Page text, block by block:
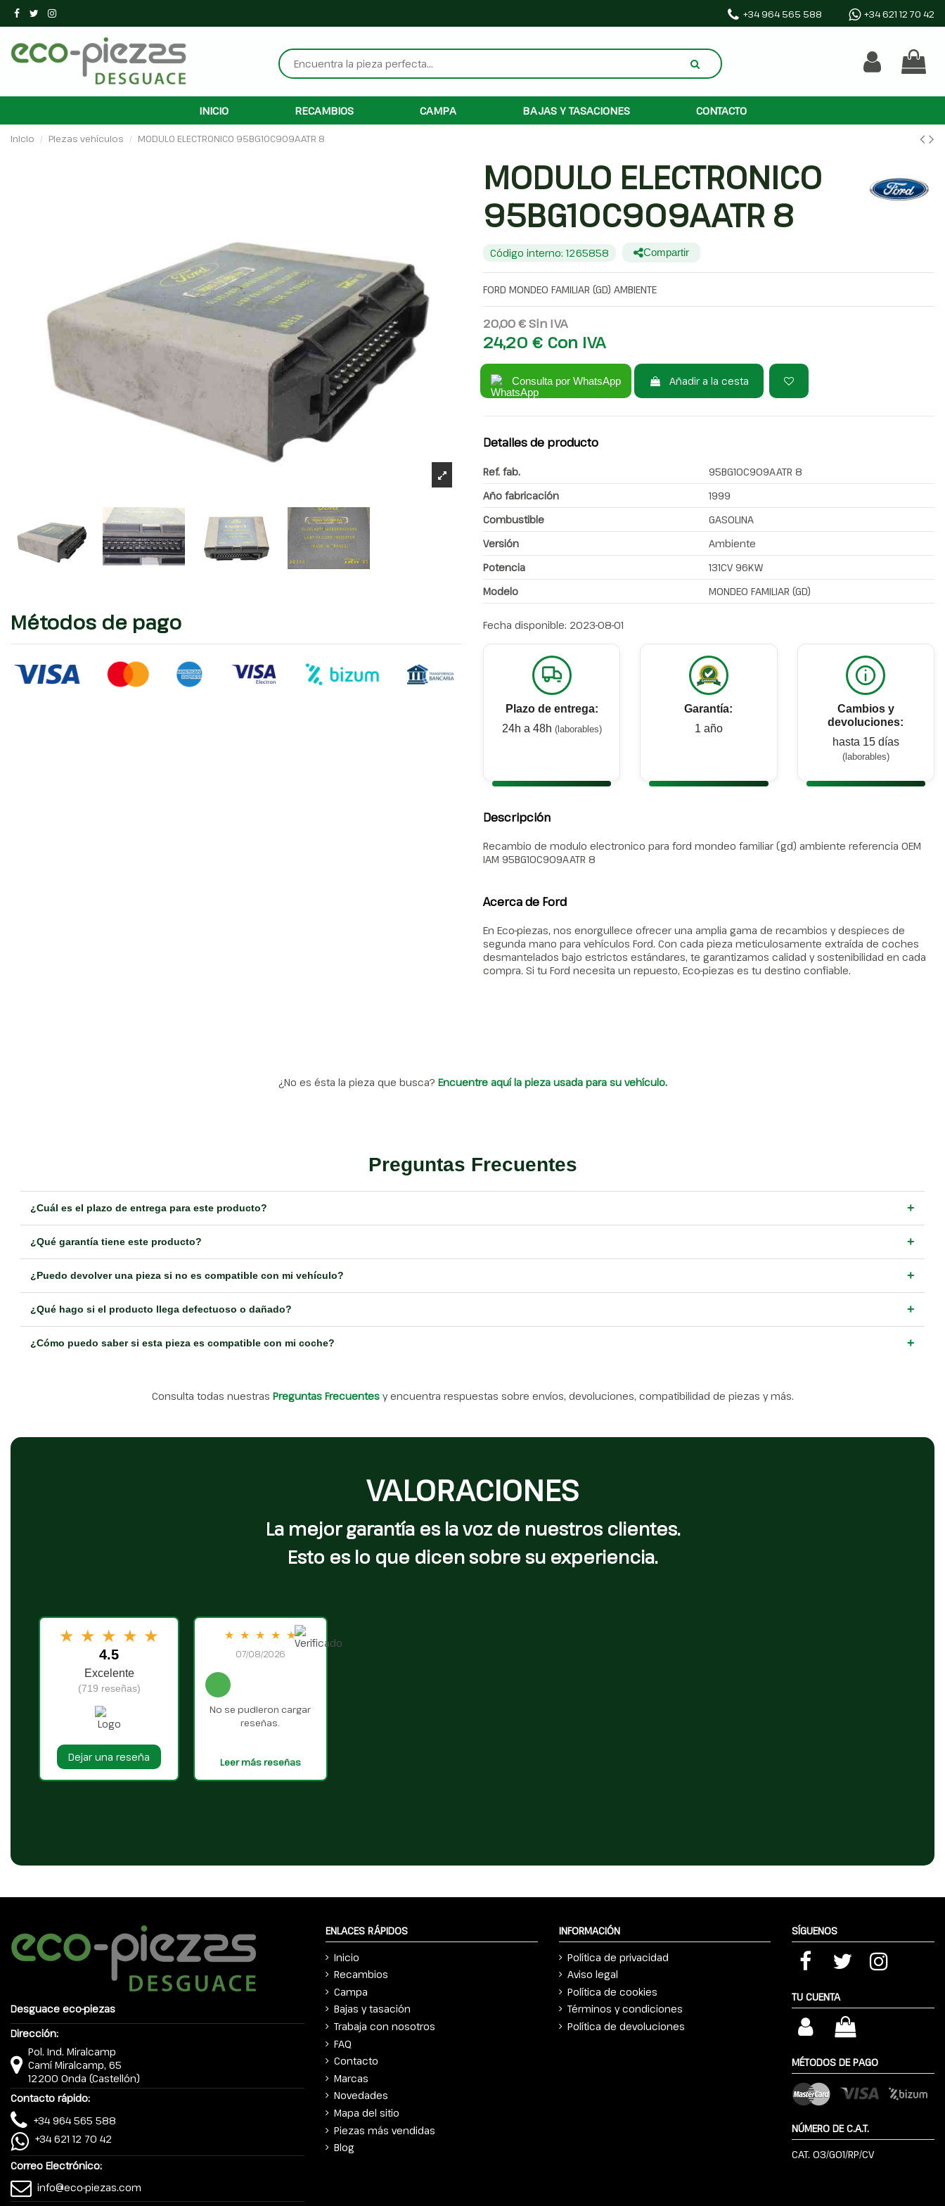
+34 964 565 588 +34 621 12 70 42
INICIO RECAMBIOS CAMPA BAJAS Y TASACIONES CONTACTO
Inicio Piezas vehículos MODULO ELECTRONICO 95BG10C909AATR 8
Métodos de pago
MODULO ELECTRONICO
95BG10C909AATR 8
Código interno: 1265858 Compartir
FORD MONDEO FAMILIAR (GD) AMBIENTE
20,00 €Sin IVA
24,20 € Con IVA
Consulta por WhatsApp Añadir a la cesta
Detalles de producto
Ref. fab.
95BG10C909AATR 8
Año fabricación
1999
Combustible
GASOLINA
Versión
Ambiente
Potencia
131CV 96KW
Modelo
MONDEO FAMILIAR (GD)
Fecha disponible: 2023-08-01
Plazo de entrega:
24h a 48h (laborables)
Garantía:
1 año
Cambios y
devoluciones:
hasta 15 días
(laborables)
Descripción
Recambio de modulo electronico para ford mondeo familiar (gd) ambiente referencia OEM
IAM 95BG10C909AATR 8
Acerca de Ford
En Eco-piezas, nos enorgullece ofrecer una amplia gama de recambios y despieces de
segunda mano para vehículos Ford. Con cada pieza meticulosamente extraída de coches
desmantelados bajo estrictos estándares, te garantizamos calidad y sostenibilidad en cada
compra. Si tu Ford necesita un repuesto, Eco-piezas es tu destino confiable.
¿No es ésta la pieza que busca? Encuentre aquí la pieza usada para su vehículo.
Preguntas Frecuentes
¿Cuál es el plazo de entrega para este producto? +
¿Qué garantía tiene este producto? +
¿Puedo devolver una pieza si no es compatible con mi vehículo? +
¿Qué hago si el producto llega defectuoso o dañado? +
¿Cómo puedo saber si esta pieza es compatible con mi coche? +
Consulta todas nuestras Preguntas Frecuentes y encuentra respuestas sobre envíos, devoluciones, compatibilidad de piezas y más.
VALORACIONES
La mejor garantía es la voz de nuestros clientes.
Esto es lo que dicen sobre su experiencia.
★ ★ ★ ★ ★
4.5
Excelente
(719 reseñas)
Dejar una reseña
★ ★ ★ ★ ★
07/08/2026
No se pudieron cargar
reseñas.
Leer más reseñas
Desguace eco-piezas
Dirección:
Pol. Ind. Miralcamp
Camí Miralcamp, 65
12200 Onda (Castellón)
Contacto rápido:
+34 964 565 588
+34 621 12 70 42
Correo Electrónico:
info@eco-piezas.com
ENLACES RÁPIDOS
Inicio
Recambios
Campa
Bajas y tasación
Trabaja con nosotros
FAQ
Contacto
Marcas
Novedades
Mapa del sitio
Piezas más vendidas
Blog
INFORMACIÓN
Política de privacidad
Aviso legal
Política de cookies
Términos y condiciones
Política de devoluciones
SÍGUENOS
TU CUENTA
MÉTODOS DE PAGO
NÚMERO DE C.A.T.
CAT. 03/G01/RP/CV